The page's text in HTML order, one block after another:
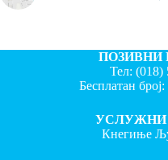
ПОЗИВНИ
Тел: (018)
Бесплатан број:
УСЛУЖНИ
Кнегиње